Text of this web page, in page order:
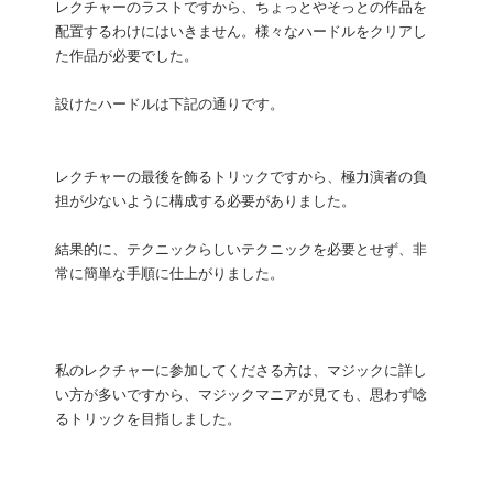
レクチャーのラストですから、ちょっとやそっとの作品を
配置するわけにはいきません。様々なハードルをクリアし
た作品が必要でした。
設けたハードルは下記の通りです。
レクチャーの最後を飾るトリックですから、極力演者の負
担が少ないように構成する必要がありました。
結果的に、テクニックらしいテクニックを必要とせず、非
常に簡単な手順に仕上がりました。
私のレクチャーに参加してくださる方は、マジックに詳し
い方が多いですから、マジックマニアが見ても、思わず唸
るトリックを目指しました。